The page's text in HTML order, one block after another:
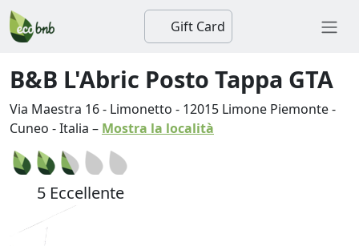
Gift Card
B&B L'Abric Posto Tappa GTA
Via Maestra 16 - Limonetto - 12015 Limone Piemonte-
Cuneo -Italia – Mostra la località
5 Eccellente